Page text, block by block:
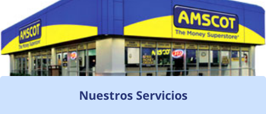
Nuestros Servicios